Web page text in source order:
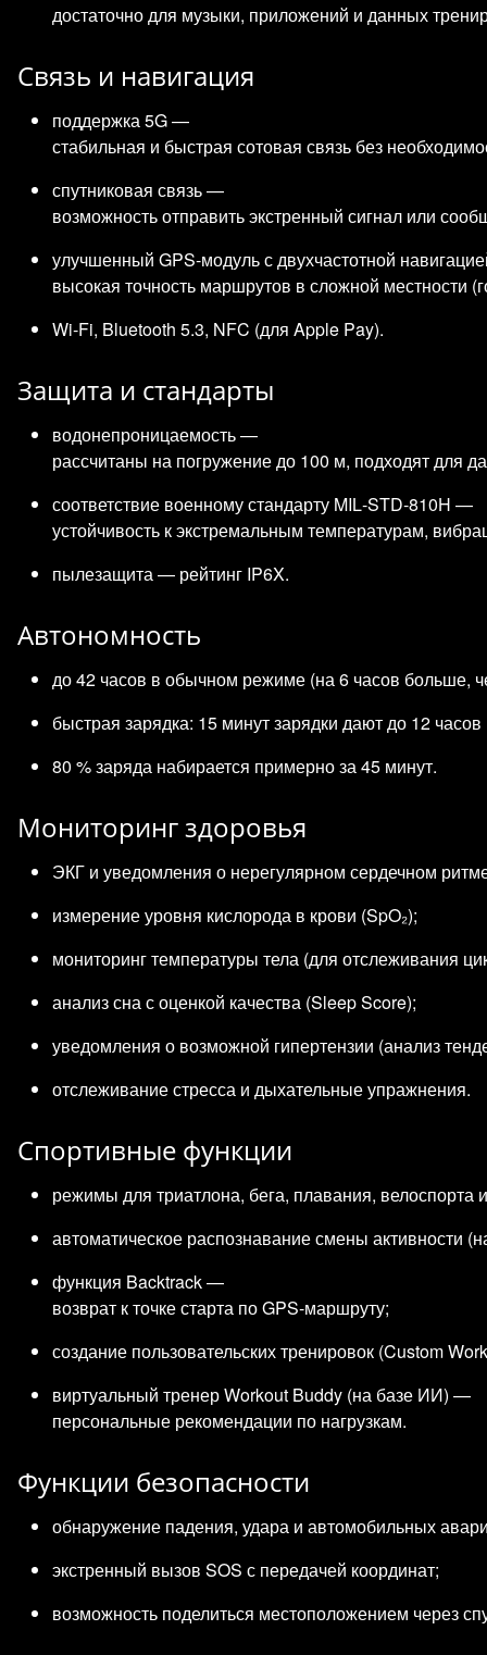
достаточно для музыки, приложений и данных
Связь и навигация
поддержка 5G —
стабильная и быстрая сотовая связь без
спутниковая связь —
возможность отправить экстренный сигнал или
улучшенный GPS‑модуль с двухчастотной
высокая точность маршрутов в сложной местности
Wi‑Fi, Bluetooth 5.3, NFC (для Apple Pay).
Защита и стандарты
водонепроницаемость —
рассчитаны на погружение до 100 м, подходят для
соответствие военному стандарту MIL‑STD‑810H —
устойчивость к экстремальным температурам,
пылезащита — рейтинг IP6X.
Автономность
до 42 часов в обычном режиме (на 6 часов больше,
быстрая зарядка: 15 минут зарядки дают до 12
80 % заряда набирается примерно за 45 минут.
Мониторинг здоровья
ЭКГ и уведомления о нерегулярном сердечном
измерение уровня кислорода в крови (SpO₂);
мониторинг температуры тела (для отслеживания
анализ сна с оценкой качества (Sleep Score);
уведомления о возможной гипертензии (анализ
отслеживание стресса и дыхательные упражнения.
Спортивные функции
режимы для триатлона, бега, плавания, велоспорта
автоматическое распознавание смены активности
функция Backtrack —
возврат к точке старта по GPS‑маршруту;
создание пользовательских тренировок (Custom
виртуальный тренер Workout Buddy (на базе ИИ) —
персональные рекомендации по нагрузкам.
Функции безопасности
обнаружение падения, удара и автомобильных
экстренный вызов SOS с передачей координат;
возможность поделиться местоположением через